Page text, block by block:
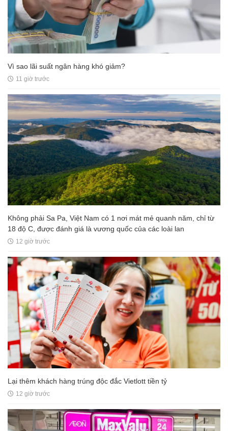
Vì sao lãi suất ngân hàng khó giảm?
11 giờ trước
Không phải Sa Pa, Việt Nam có 1 nơi mát mẻ quanh năm, chỉ từ
18 độ C, được đánh giá là vương quốc của các loài lan
12 giờ trước
Lại thêm khách hàng trúng độc đắc Vietlott tiền tỷ
12 giờ trước